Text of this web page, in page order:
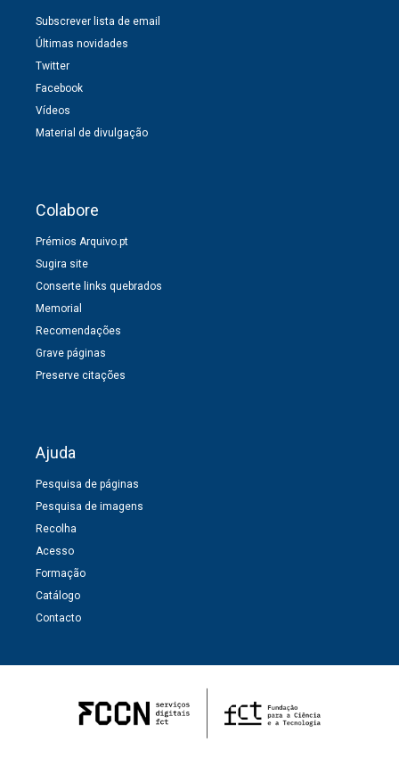
Subscrever lista de email
Últimas novidades
Twitter
Facebook
Vídeos
Material de divulgação
Colabore
Prémios Arquivo.pt
Sugira site
Conserte links quebrados
Memorial
Recomendações
Grave páginas
Preserve citações
Ajuda
Pesquisa de páginas
Pesquisa de imagens
Recolha
Acesso
Formação
Catálogo
Contacto